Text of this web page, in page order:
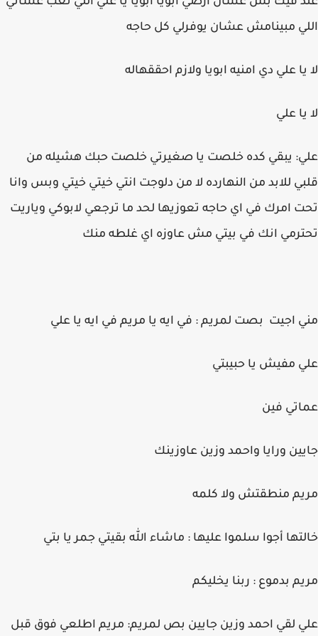
اللي مبينامش عشان يوفرلي كل حاجه
لا يا علي دي امنيه ابويا ولازم احققهاله
لا يا علي
علي: يبقي كده خلصت يا صغيرتي خلصت حبك هشيله من
قلبي للابد من النهارده لا من دلوجت انتي خيتي خيتي وبس وانا
تحت امرك في اي حاجه تعوزيها لحد ما ترجعي لابوكي وياريت
تحترمي انك في بيتي مش عاوزه اي غلطه منك
مني اجيت بصت لمريم : في ايه يا مريم في ايه يا علي
علي مفيش يا حبيبتي
عماتي فين
جايين ورايا واحمد وزين عاوزينك
مريم منطقتش ولا كلمه
خالتها أجوا سلموا عليها : ماشاء الله بقيتي جمر يا بتي
مريم بدموع : ربنا يخليكم
علي لقي احمد وزين جايين بص لمريم: مريم اطلعي فوق قبل